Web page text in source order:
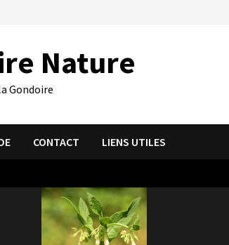
Nature
Gondoire
CONTACT LIENS UTILES